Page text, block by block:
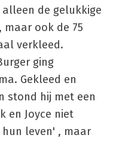
de gelukkige
ook de 75
verkleed.
ging
Gekleed en
stond hij met een
en Joyce niet
leven' , maar